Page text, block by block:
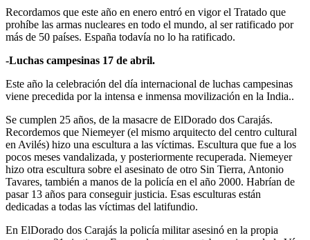
Recordamos que este año en enero entró en vigor el Tratado que
prohíbe las armas nucleares en todo el mundo, al ser ratificado por
más de 50 países. España todavía no lo ha ratificado.
-Luchas campesinas 17 de abril.
Este año la celebración del día internacional de luchas campesinas
viene precedida por la intensa e inmensa movilización en la India..
Se cumplen 25 años, de la masacre de ElDorado dos Carajás.
Recordemos que Niemeyer (el mismo arquitecto del centro cultural
en Avilés) hizo una escultura a las víctimas. Escultura que fue a los
pocos meses vandalizada, y posteriormente recuperada. Niemeyer
hizo otra escultura sobre el asesinato de otro Sin Tierra, Antonio
Tavares, también a manos de la policía en el año 2000. Habrían de
pasar 13 años para conseguir justicia. Esas esculturas están
dedicadas a todas las víctimas del latifundio.
En ElDorado dos Carajás la policía militar asesinó en la propia